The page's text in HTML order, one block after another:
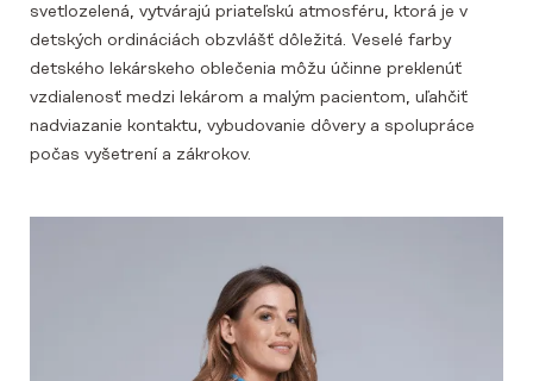
svetlozelená, vytvárajú priateľskú atmosféru, ktorá je v
detských ordináciách obzvlášť dôležitá. Veselé farby
detského lekárskeho oblečenia môžu účinne preklenúť
vzdialenosť medzi lekárom a malým pacientom, uľahčiť
nadviazanie kontaktu, vybudovanie dôvery a spolupráce
počas vyšetrení a zákrokov.